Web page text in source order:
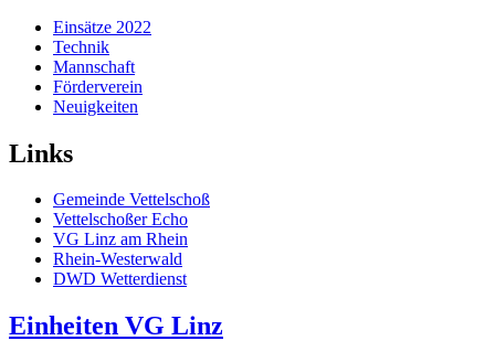
Einsätze 2022
Technik
Mannschaft
Förderverein
Neuigkeiten
Links
Gemeinde Vettelschoß
Vettelschoßer Echo
VG Linz am Rhein
Rhein-Westerwald
DWD Wetterdienst
Einheiten VG Linz